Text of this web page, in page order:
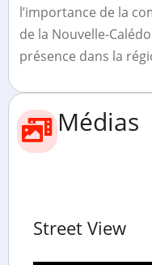
l’importance de la
de la Nouvelle-
présence dans la
Médias
Street View